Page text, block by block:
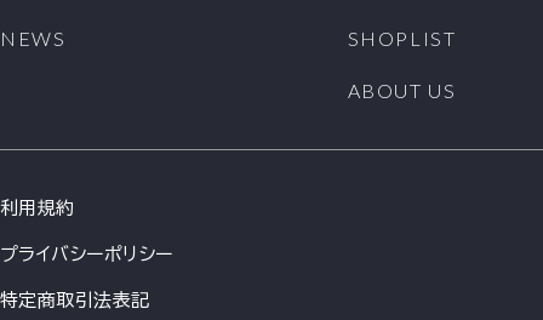
NEWS SHOPLIST
ABOUT US
利用規約
プライバシーポリシー
特定商取引法表記